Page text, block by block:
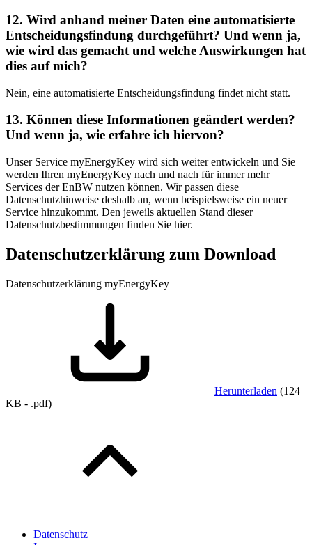
12. Wird anhand meiner Daten eine automatisierte
Entscheidungsfindung durchgeführt? Und wenn ja,
wie wird das gemacht und welche Auswirkungen hat
dies auf mich?
Nein, eine automatisierte Entscheidungsfindung findet nicht statt.
13. Können diese Informationen geändert werden?
Und wenn ja, wie erfahre ich hiervon?
Unser Service myEnergyKey wird sich weiter entwickeln und Sie
werden Ihren myEnergyKey nach und nach für immer mehr
Services der EnBW nutzen können. Wir passen diese
Datenschutzhinweise deshalb an, wenn beispielsweise ein neuer
Service hinzukommt. Den jeweils aktuellen Stand dieser
Datenschutzbestimmungen finden Sie hier.
Datenschutzerklärung zum Download
Datenschutzerklärung myEnergyKey
Herunterladen (124
KB - .pdf)
Datenschutz